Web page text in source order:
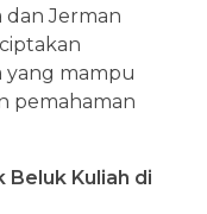
dan Jerman
yang mampu
pemahaman
Beluk Kuliah di